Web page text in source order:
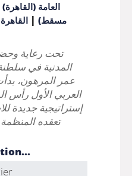
العامة (القاهرة)
مسقط) |
تحت رعاية
المدنية في
عمر المرهون،
العربي الأول رأس
إستراتيجية جديدة
تعقده المنظمة